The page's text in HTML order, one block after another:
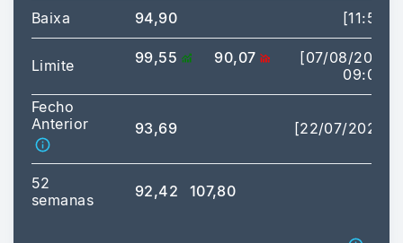
Baixa 94,90 [11:56]
Limite 99,55 90,07
[07/08/2026
09:00]
Fecho
Anterior
93,69 [22/07/2026]
52
semanas
92,42 107,80